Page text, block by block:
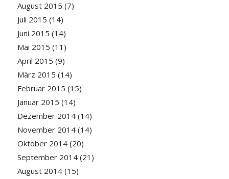
August 2015 (7)
Juli 2015 (14)
Juni 2015 (14)
Mai 2015 (11)
April 2015 (9)
März 2015 (14)
Februar 2015 (15)
Januar 2015 (14)
Dezember 2014(14)
November 2014(14)
Oktober 2014(20)
September 2014(21)
August 2014(15)